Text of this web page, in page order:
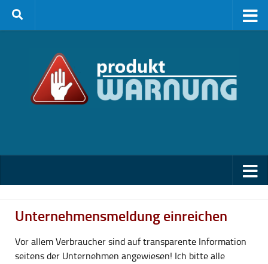
Zum Inhalt springen
Unternehmensmeldung einreichen
Vor allem Verbraucher sind auf transparente Information
seitens der Unternehmen angewiesen! Ich bitte alle